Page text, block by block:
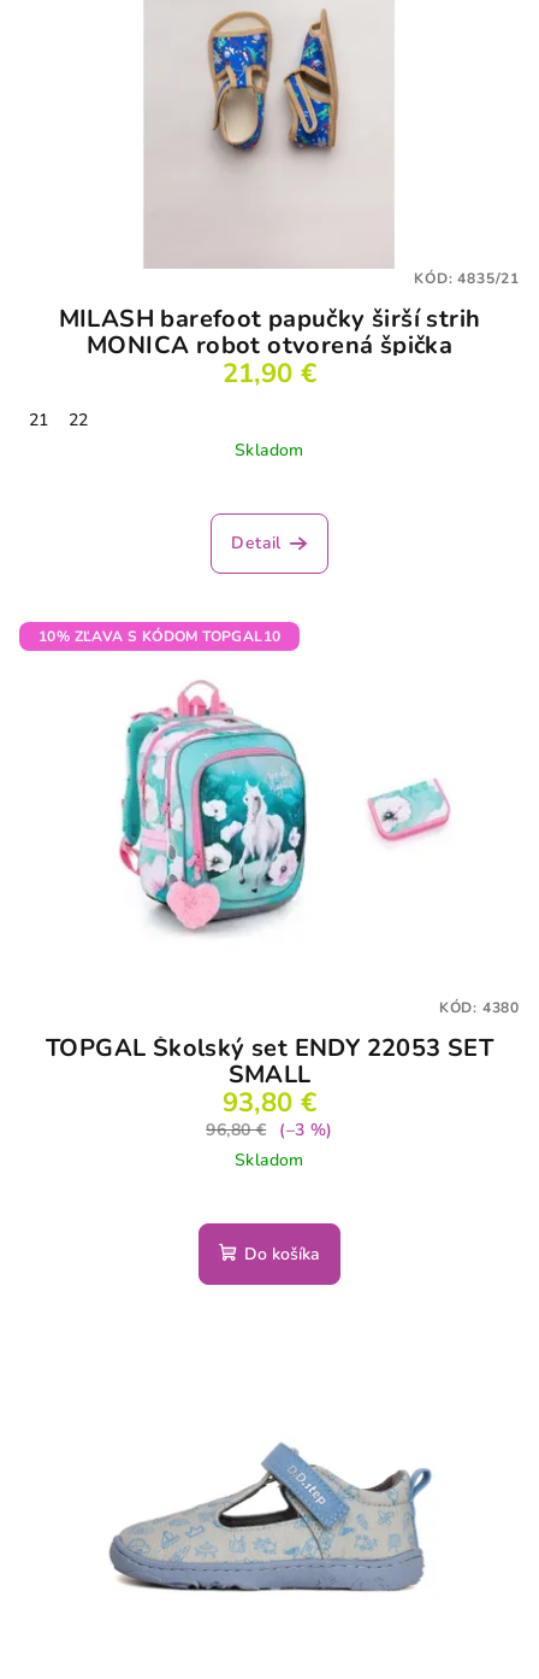
MILASH barefoot papučky širší strih
MONICA robot otvorená špička
21,90 €
21
22
Skladom
hodnotenie
produktu
5
hviezdičiek.
Detail
KÓD:4835/21
10% ZĽAVA S KÓDOM TOPGAL10
TOPGAL Školský set ENDY 22053 SET
SMALL
93,80 €
96,80 €
(–3 %)
Skladom
Do košíka
KÓD: 4380